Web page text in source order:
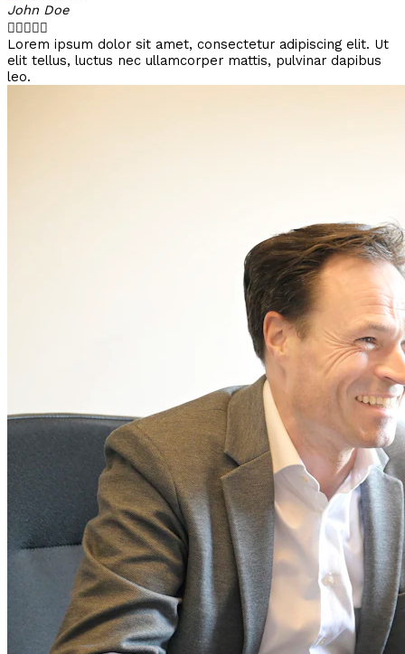
John Doe

Lorem ipsum dolor sit amet, consectetur adipiscing elit. Ut
elit tellus, luctus nec ullamcorper mattis, pulvinar dapibus
leo.